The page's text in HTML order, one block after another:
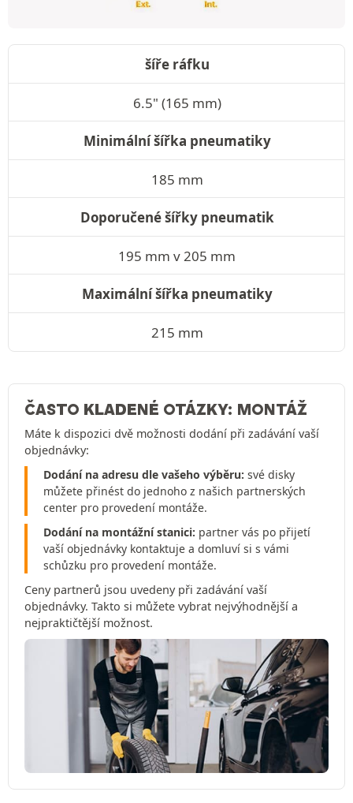
šíře ráfku
6.5" (165 mm)
Minimální šířka pneumatiky
185 mm
Doporučené šířky pneumatik
195 mm v 205 mm
Maximální šířka pneumatiky
215 mm
ČASTO KLADENÉ OTÁZKY: MONTÁŽ
Máte k dispozici dvě možnosti dodání při zadávání vaší
objednávky:
Dodání na adresu dle vašeho výběru: své disky
můžete přinést do jednoho z našich partnerských
center pro provedení montáže.
Dodání na montážní stanici: partner vás po přijetí
vaší objednávky kontaktuje a domluví si s vámi
schůzku pro provedení montáže.
Ceny partnerů jsou uvedeny při zadávání vaší
objednávky. Takto si můžete vybrat nejvýhodnější a
nejpraktičtější možnost.